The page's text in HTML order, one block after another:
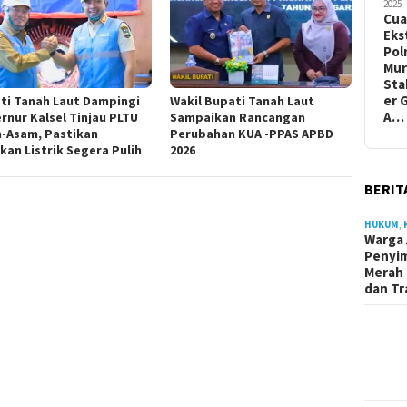
Tanah Laut Dampingi
Kalsel Tinjau PLTU
Asam, Pastikan
Listrik Segera Pulih
Wakil Bupati Tanah Laut
Sampaikan Rancangan
Perubahan KUA -PPAS APBD
2026
2025
er
A…
HUKUM,
dan